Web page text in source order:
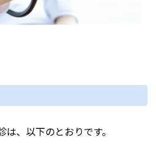
、以下のとおりです。